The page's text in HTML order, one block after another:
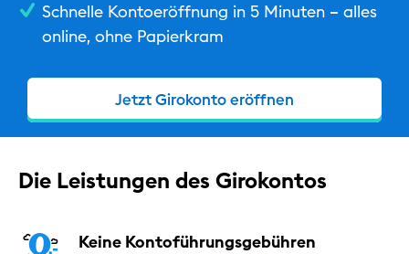
Privat
Schnelle Kontoeröffnung in 5 Minuten – alles
online, ohne Papierkram
Jetzt Girokonto eröffnen
Die Leistungen des Girokontos
Keine Kontoführungsgebühren